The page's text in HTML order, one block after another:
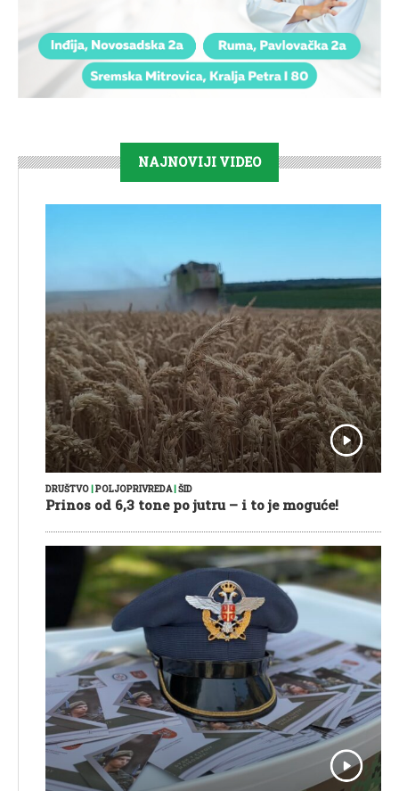
NAJNOVIJI VIDEO
DRUŠTVO|POLJOPRIVREDA|ŠID
Prinos od 6,3 tone po jutru – i to je moguće!